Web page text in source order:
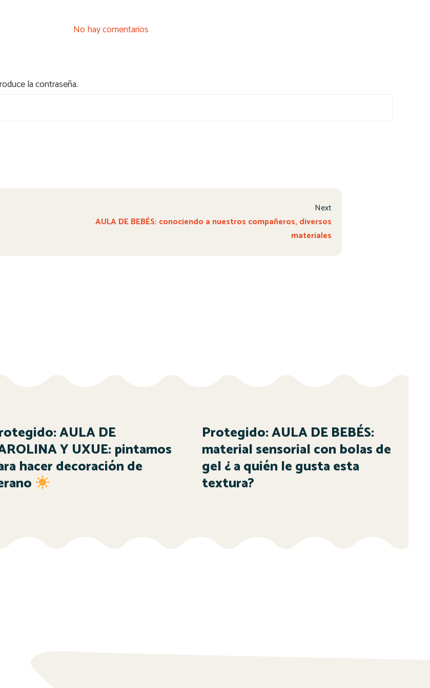
No hay comentarios
la contraseña.
Next
AULA DE BEBÉS: conociendo a nuestros compañeros, diversos
materiales
AULA DE
Y UXUE: pintamos
hacer decoración de
Protegido: AULA DE BEBÉS:
material sensorial con bolas de
gel ¿ a quién le gusta esta
textura?